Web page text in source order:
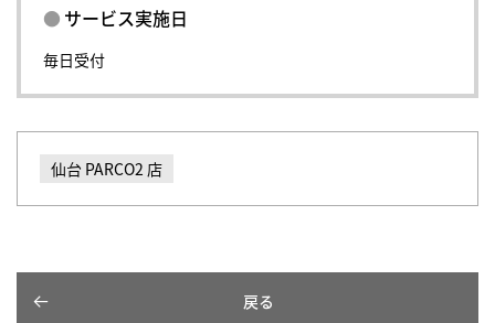
サービス実施日
毎日受付
仙台 PARCO2 店
戻る